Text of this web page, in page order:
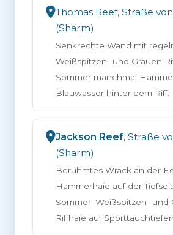
Thomas Reef, Straße
(Sharm)
Senkrechte Wand mit
Weißspitzen- und Grauen
Sommer manchmal
Blauwasser hinter dem Riff.
Jackson Reef, Straße
(Sharm)
Berühmtes Wrack an der
Hammerhaie auf der
Sommer; Weißspitzen- und
Riffhaie auf